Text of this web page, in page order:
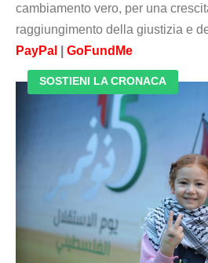
cambiamento vero, per una
raggiungimento della giustizia e
PayPal
GoFundMe
SOSTIENI LA CRONACA